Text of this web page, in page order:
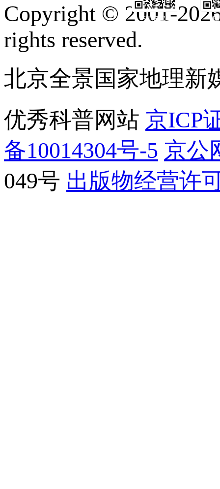
订阅号
Copyright © 2001-
rights reserved.
北京全景国家地理新
优秀科普网站 京ICP
备10014304号-5 京公
049号 出版物经营许